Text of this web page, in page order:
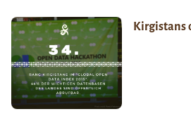
Kirgistans